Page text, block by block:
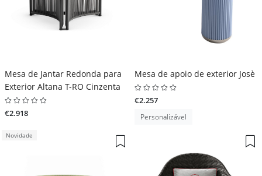
Mesa de Jantar Redonda para
Exterior Altana T-RO Cinzenta
€2.918
Mesa de apoio de exterior Josè
€2.257
Personalizável
Novidade